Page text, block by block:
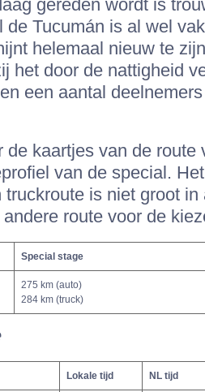
gereden wordt is
de Tucumán is al wel
helemaal nieuw te
het door de nattigheid
een aantal
de kaartjes van de route
van de special.
truckroute is niet groot
route voor de
Special stage
275 km (auto)
284 km (truck)
Lokale tijd NL tijd